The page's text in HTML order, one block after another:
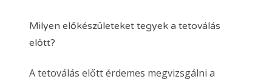
Milyen előkészületeket tegyek a tetoválás
előtt?
A tetoválás előtt érdemes megvizsgálni a